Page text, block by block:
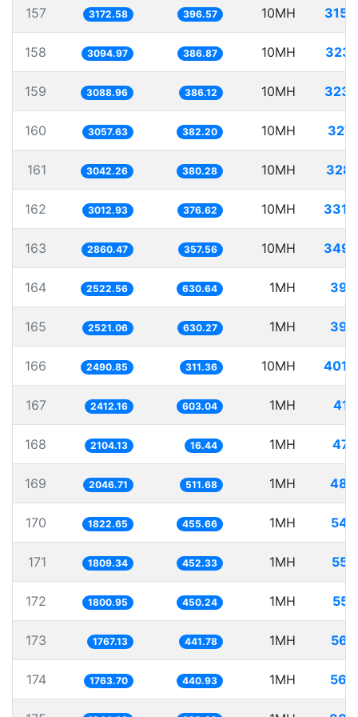
157 3172.58 396.57 10MH
158 3094.97 386.87 10MH
159 3088.96 386.12 10MH
160 3057.63 382.20 10MH
161 3042.26 380.28 10MH
162 3012.93 376.62 10MH
163 2860.47 357.56 10MH
164 2522.56 630.64 1MH
165 2521.06 630.27 1MH
166 2490.85 311.36 10MH
167 2412.16 603.04 1MH
168 2104.13 16.44 1MH
169 2046.71 511.68 1MH
170 1822.65 455.66 1MH
171 1809.34 452.33 1MH
172 1800.95 450.24 1MH
173 1767.13 441.78 1MH
174 1763.70 440.93 1MH